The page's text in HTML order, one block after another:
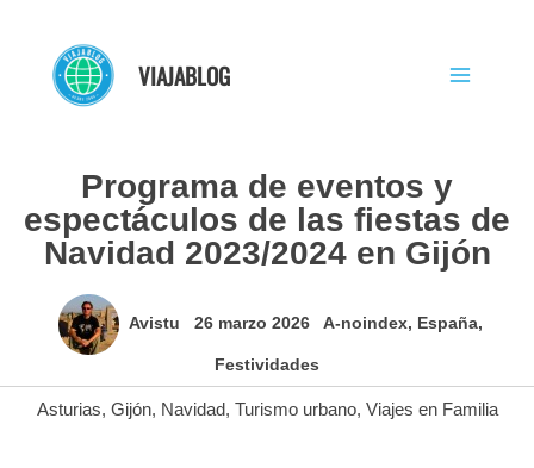
contenido
VIAJABLOG
Programa de eventos y
espectáculos de las fiestas de
Navidad 2023/2024 en Gijón
Avistu 26 marzo 2026 A-noindex, España,
Festividades
Asturias, Gijón, Navidad, Turismo urbano, Viajes en Familia